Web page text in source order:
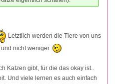
Letztlich werden die Tiere von uns
nicht weniger.
Katzen gibt, für die das okay ist..
Und viele lernen es auch einfach